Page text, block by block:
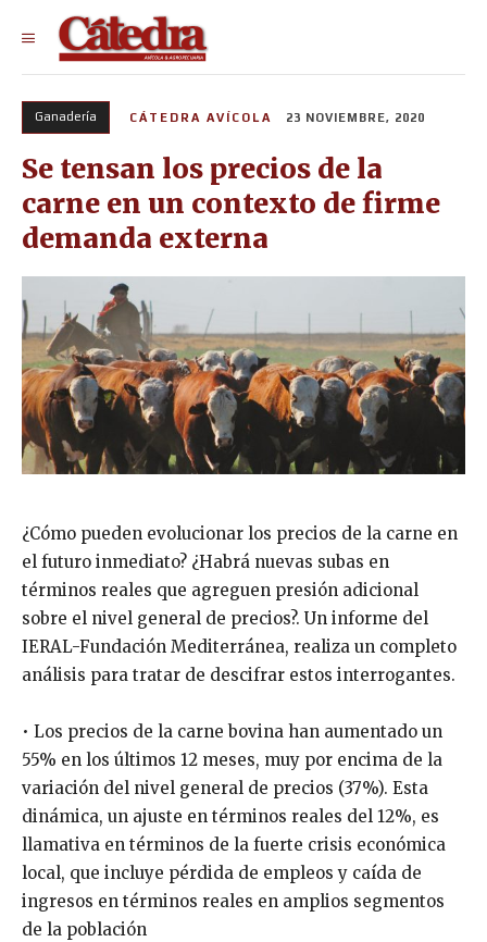
Ganadería CÁTEDRA AVÍCOLA 23 NOVIEMBRE, 2020
Se tensan los precios de la
carne en un contexto de firme
demanda externa
¿Cómo pueden evolucionar los precios de la carne en
el futuro inmediato? ¿Habrá nuevas subas en
términos reales que agreguen presión adicional
sobre el nivel general de precios?. Un informe del
IERAL-Fundación Mediterránea, realiza un completo
análisis para tratar de descifrar estos interrogantes.
• Los precios de la carne bovina han aumentado un
55% en los últimos 12 meses, muy por encima de la
variación del nivel general de precios (37%). Esta
dinámica, un ajuste en términos reales del 12%, es
llamativa en términos de la fuerte crisis económica
local, que incluye pérdida de empleos y caída de
ingresos en términos reales en amplios segmentos
de la población